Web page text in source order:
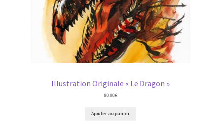
Illustration Originale « Le Dragon »
80.00€
Ajouter au panier